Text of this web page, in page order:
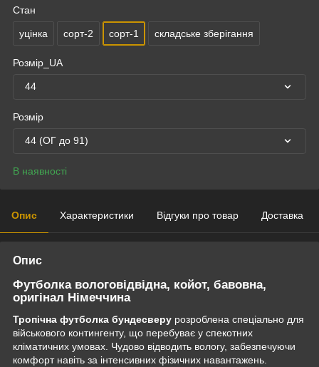
Стан
уцінка сорт-2 сорт-1 складське зберігання
Розмір_UA
44
Розмір
44 (ОГ до 91)
В наявності
Опис Характеристики Відгуки про товар Доставка
Опис
Футболка вологовідвідна, койот, бавовна,
оригінал Німеччина
Тропічна футболка бундесверу розроблена спеціально для
військового контингенту, що перебуває у спекотних
кліматичних умовах. Чудово відводить вологу, забезпечуючи
комфорт навіть за інтенсивних фізичних навантажень.